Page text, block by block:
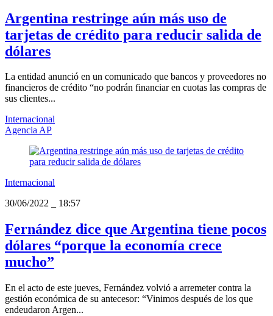
Argentina restringe aún más uso de
tarjetas de crédito para reducir salida de
dólares
La entidad anunció en un comunicado que bancos y proveedores no
financieros de crédito “no podrán financiar en cuotas las compras de
sus clientes...
Internacional
Agencia AP
Internacional
30/06/2022
18:57
Fernández dice que Argentina tiene pocos
dólares “porque la economía crece
mucho”
En el acto de este jueves, Fernández volvió a arremeter contra la
gestión económica de su antecesor: “Vinimos después de los que
endeudaron Argen...